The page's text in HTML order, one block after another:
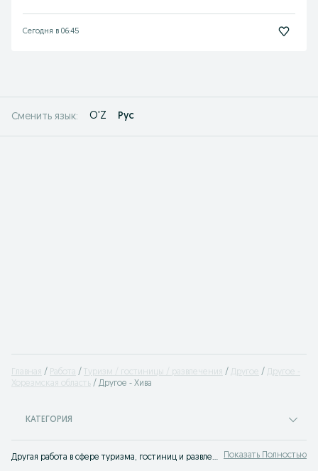
Сегодня в 06:45
Сменить язык: O'Z Рус
Главная Работа Туризм / гостиницы / развлечения Другое
Другое -
Хорезмская область
Другое - Хива
КАТЕГОРИЯ
Другая работа в сфере туризма, гостиниц и развлечений Хива ⭐ Все вакансии для специалистов отельного бизнеса ⮞⮞ OLX.uz Хива Показать Полностью